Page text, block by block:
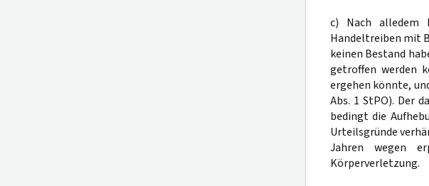
c) Nach alledem
Handeltreiben mit
keinen Bestand
getroffen werden
ergehen könnte,
Abs. 1 StPO). Der
bedingt die
Urteilsgründe
Jahren wegen
Körperverletzung.